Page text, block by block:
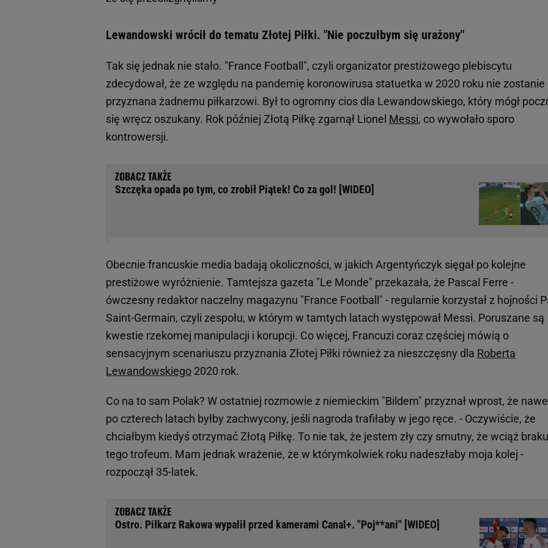
Lewandowski wrócił do tematu Złotej Piłki. "Nie poczułbym się urażony"
Tak się jednak nie stało. "France Football", czyli organizator prestiżowego plebiscytu
zdecydował, że ze względu na pandemię koronowirusa statuetka w 2020 roku nie zostanie
przyznana żadnemu piłkarzowi. Był to ogromny cios dla Lewandowskiego, który mógł
się wręcz oszukany. Rok później Złotą Piłkę zgarnął Lionel Messi, co wywołało sporo
kontrowersji.
Szczęka opada po tym, co zrobił Piątek! Co za gol! [WIDEO]
Obecnie francuskie media badają okoliczności, w jakich Argentyńczyk sięgał po kolejne
prestiżowe wyróżnienie. Tamtejsza gazeta "Le Monde" przekazała, że Pascal Ferre -
ówczesny redaktor naczelny magazynu "France Football" - regularnie korzystał z hojności
Saint-Germain, czyli zespołu, w którym w tamtych latach występował Messi. Poruszane są
kwestie rzekomej manipulacji i korupcji. Co więcej, Francuzi coraz częściej mówią o
sensacyjnym scenariuszu przyznania Złotej Piłki również za nieszczęsny dla Roberta
Lewandowskiego 2020 rok.
Co na to sam Polak? W ostatniej rozmowie z niemieckim "Bildem" przyznał wprost, że
po czterech latach byłby zachwycony, jeśli nagroda trafiłaby w jego ręce. - Oczywiście, że
chciałbym kiedyś otrzymać Złotą Piłkę. To nie tak, że jestem zły czy smutny, że wciąż
tego trofeum. Mam jednak wrażenie, że w którymkolwiek roku nadeszłaby moja kolej -
rozpoczął 35-latek.
Ostro. Piłkarz Rakowa wypalił przed kamerami Canal+. "Poj**ani" [WIDEO]